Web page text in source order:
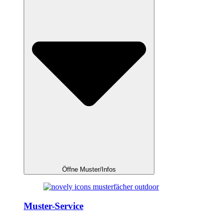
Öffne Muster/Infos
Muster-Service